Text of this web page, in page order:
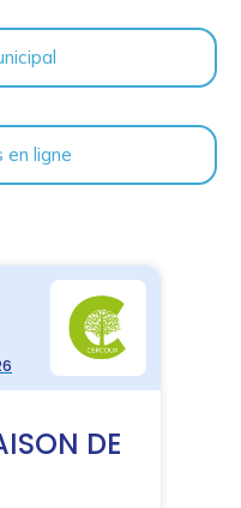
en ligne